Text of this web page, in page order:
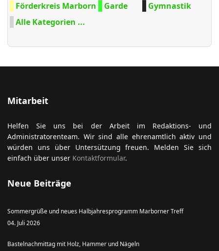
Förderkreis Marborn
Garde
Gymnastik
Alle Kategorien ...
Mitarbeit
Helfen Sie uns bei der Arbeit im Redaktions- und
Administratorenteam. Wir sind alle ehrenamtlich aktiv und
würden uns über Untersützung freuen. Melden Sie sich
einfach über unser Kontaktformular.
Neue Beiträge
Sommergrüße und neues Halbjahresprogramm Marborner Treff
04. Juli 2026
Bastelnachmittag mit Holz, Hammer und Nägeln